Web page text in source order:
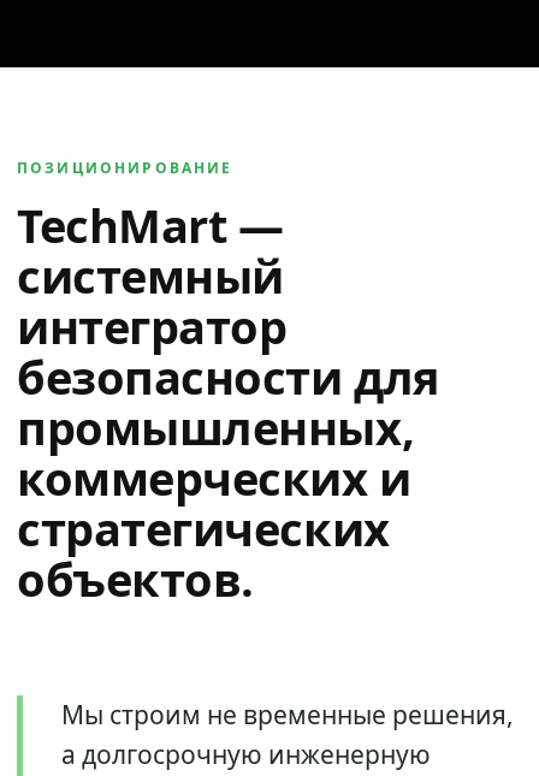
ПОЗИЦИОНИРОВАНИЕ
TechMart —
системный
интегратор
безопасности для
промышленных,
коммерческих и
стратегических
объектов.
Мы строим не временные решения,
а долгосрочную инженерную